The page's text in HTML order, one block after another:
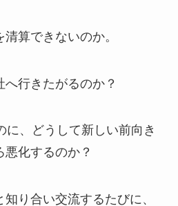
算できないのか。
行きたがるのか？
に、どうして新しい前向き
化するのか？
り合い交流するたびに、